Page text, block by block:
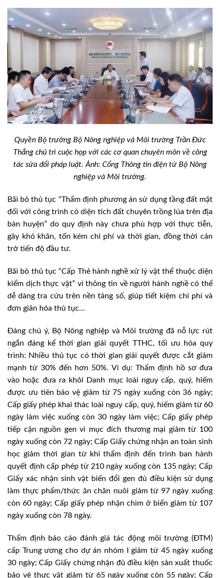
Quyền Bộ trưởng Bộ Nông nghiệp và Môi trường Trần Đức
Thắng chủ trì cuộc họp với các cơ quan chuyên môn về công
tác sửa đổi pháp luật. Ảnh: Cổng Thông tin điện tử Bộ Nông
nghiệp và Môi trường.
Bãi bỏ thủ tục “Thẩm định phương án sử dụng tầng đất mặt
đối với công trình có diện tích đất chuyên trồng lúa trên địa
bàn huyện” do quy định này chưa phù hợp với thực tiễn,
gây khó khăn, tốn kém chi phí và thời gian, đồng thời cản
trở tiến độ đầu tư.
Bãi bỏ thủ tục “Cấp Thẻ hành nghề xử lý vật thể thuộc diện
kiểm dịch thực vật” vì thông tin về người hành nghề có thể
dễ dàng tra cứu trên nền tảng số, giúp tiết kiệm chi phí và
đơn giản hóa thủ tục…
Đáng chú ý, Bộ Nông nghiệp và Môi trường đã nỗ lực rút
ngắn đáng kể thời gian giải quyết TTHC, tối ưu hóa quy
trình: Nhiều thủ tục có thời gian giải quyết được cắt giảm
mạnh từ 30% đến hơn 50%. Ví dụ: Thẩm định hồ sơ đưa
vào hoặc đưa ra khỏi Danh mục loài nguy cấp, quý, hiếm
được ưu tiên bảo vệ giảm từ 75 ngày xuống còn 36 ngày;
Cấp giấy phép khai thác loài nguy cấp, quý, hiếm giảm từ 60
ngày làm việc xuống còn 30 ngày làm việc; Cấp giấy phép
tiếp cận nguồn gen vì mục đích thương mại giảm từ 100
ngày xuống còn 72 ngày; Cấp Giấy chứng nhận an toàn sinh
học giảm thời gian từ khi thẩm định đến trình ban hành
quyết định cấp phép từ 210 ngày xuống còn 135 ngày; Cấp
Giấy xác nhận sinh vật biến đổi gen đủ điều kiện sử dụng
làm thực phẩm/thức ăn chăn nuôi giảm từ 97 ngày xuống
còn 60 ngày; Cấp giấy phép nhận chìm ở biển giảm từ 107
ngày xuống còn 78 ngày.
Thẩm định báo cáo đánh giá tác động môi trường (ĐTM)
cấp Trung ương cho dự án nhóm I giảm từ 45 ngày xuống
30 ngày; Cấp Giấy chứng nhận đủ điều kiện sản xuất thuốc
bảo vệ thực vật giảm từ 65 ngày xuống còn 55 ngày; Cấp